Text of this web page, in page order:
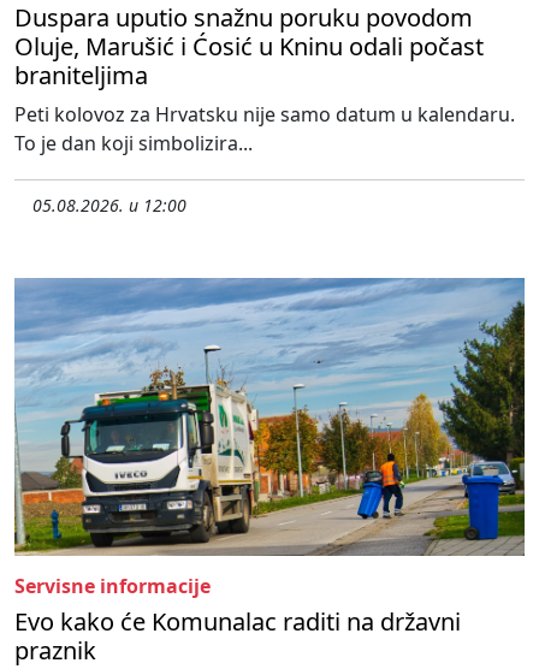
Duspara uputio snažnu poruku povodom
Oluje, Marušić i Ćosić u Kninu odali počast
braniteljima
Peti kolovoz za Hrvatsku nije samo datum u kalendaru.
To je dan koji simbolizira...
05.08.2026. u 12:00
Servisne informacije
Evo kako će Komunalac raditi na državni
praznik